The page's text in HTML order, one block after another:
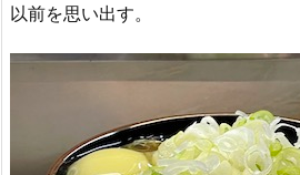
以前を思い出す。